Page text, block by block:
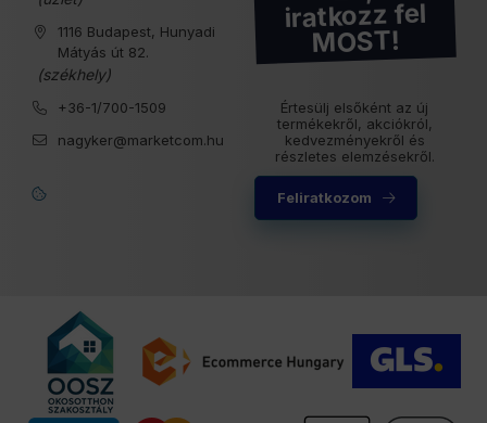
1116 Budapest, Hunyadi
Mátyás út 82.
(székhely)
+36-1/700-1509
nagyker@marketcom.hu
iratkozz fel
MOST!
Értesülj elsőként az új
termékekről, akciókról,
kedvezményekről és
részletes elemzésekről.
Feliratkozom